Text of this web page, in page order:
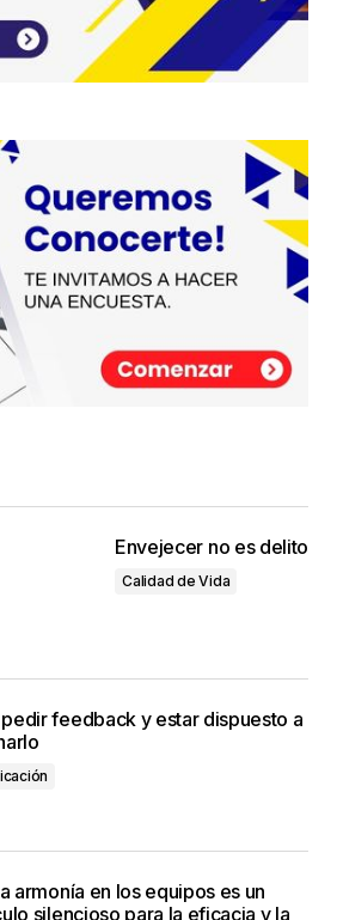
Envejecer no es delito
Calidad de Vida
feedback y estar dispuesto a
armonía en los equipos es un
silencioso para la eficacia y la